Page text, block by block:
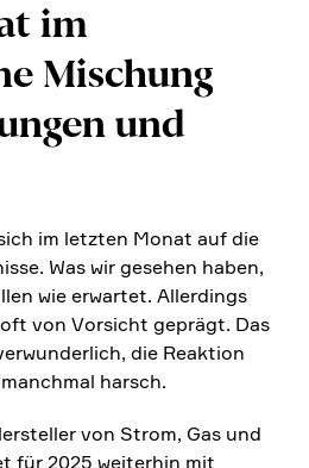
im
Mischung
und
im letzten Monat auf die
Was wir gesehen haben,
wie erwartet. Aller­dings
von Vorsicht geprägt. Das
die Reaktion
harsch.
von Strom, Gas und
für 2025 weiterhin mit